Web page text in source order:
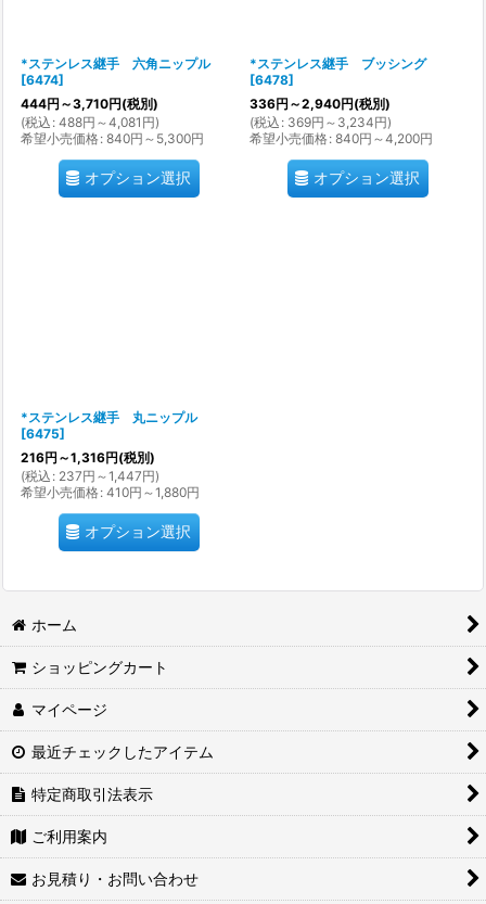
*ステンレス継手 六角ニップル
[6474]
444円 ～3,710円(税別)
(税込 : 488円 ～4,081 円)
希望小売価格: 840円 ～5,300円
オプション選択
*ステンレス継手 ブッシング
[6478]
336円 ～2,940円(税別)
(税込 : 369円 ～3,234円)
希望小売価格: 840円 ～4,200円
オプション選択
*ステンレス継手 丸ニップル
[6475]
216円 ～1,316円(税別)
(税込 : 237円 ～1,447円)
希望小売価格: 410円 ～1,880円
オプション選択
ホーム
ショッピングカート
マイページ
最近チェックしたアイテム
特定商取引法表示
ご利用案内
お見積り・お問い合わせ